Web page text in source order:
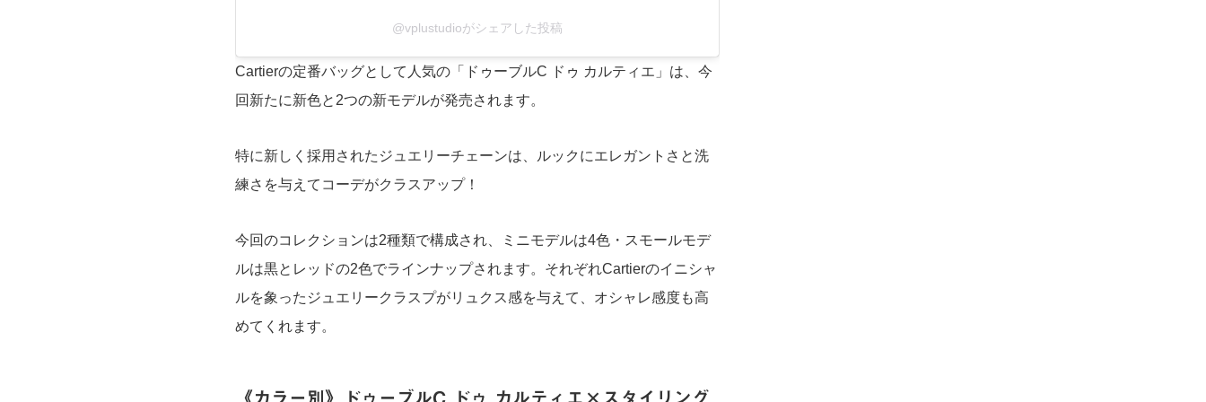
@vplustudioがシェアした投稿
Cartierの定番バッグとして人気の「ドゥーブルC ドゥ カルティエ」は、今
回新たに新色と2つの新モデルが発売されます。
特に新しく採用されたジュエリーチェーンは、ルックにエレガントさと洗
練さを与えてコーデがクラスアップ！
今回のコレクションは2種類で構成され、ミニモデルは4色・スモールモデ
ルは黒とレッドの2色でラインナップされます。それぞれCartierのイニシャ
ルを象ったジュエリークラスプがリュクス感を与えて、オシャレ感度も高
めてくれます。
《カラー別》ドゥーブルC ドゥ カルティエ×スタイリング